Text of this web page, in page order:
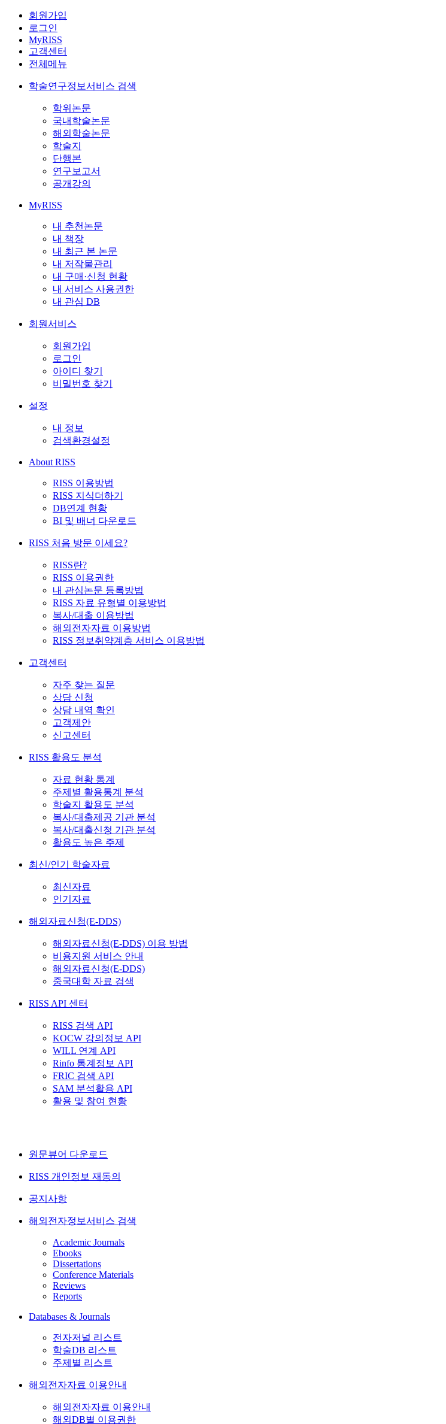
회원가입
로그인
MyRISS
고객센터
전체메뉴
학술연구정보서비스 검색
학위논문
국내학술논문
해외학술논문
학술지
단행본
연구보고서
공개강의
MyRISS
내 추천논문
내 책장
내 최근 본 논문
내 저작물관리
내 구매·신청 현황
내 서비스 사용권한
내 관심 DB
회원서비스
회원가입
로그인
아이디 찾기
비밀번호 찾기
설정
내 정보
검색환경설정
About RISS
RISS 이용방법
RISS 지식더하기
DB연계 현황
BI 및 배너 다운로드
RISS 처음 방문 이세요?
RISS란?
RISS 이용권한
내 관심논문 등록방법
RISS 자료 유형별 이용방법
복사/대출 이용방법
해외전자자료 이용방법
RISS 정보취약계층 서비스 이용방법
고객센터
자주 찾는 질문
상담 신청
상담 내역 확인
고객제안
신고센터
RISS 활용도 분석
자료 현황 통계
주제별 활용통계 분석
학술지 활용도 분석
복사/대출제공 기관 분석
복사/대출신청 기관 분석
활용도 높은 주제
최신/인기 학술자료
최신자료
인기자료
해외자료신청(E-DDS)
해외자료신청(E-DDS) 이용 방법
비용지원 서비스 안내
해외자료신청(E-DDS)
중국대학 자료 검색
RISS API 센터
RISS 검색 API
KOCW 강의정보 API
WILL 연계 API
Rinfo 통계정보 API
FRIC 검색 API
SAM 분석활용 API
활용 및 참여 현황
원문뷰어 다운로드
RISS 개인정보 재동의
공지사항
해외전자정보서비스 검색
Academic Journals
Ebooks
Dissertations
Conference Materials
Reviews
Reports
Databases & Journals
전자저널 리스트
학술DB 리스트
주제별 리스트
해외전자자료 이용안내
해외전자자료 이용안내
해외DB별 이용권한